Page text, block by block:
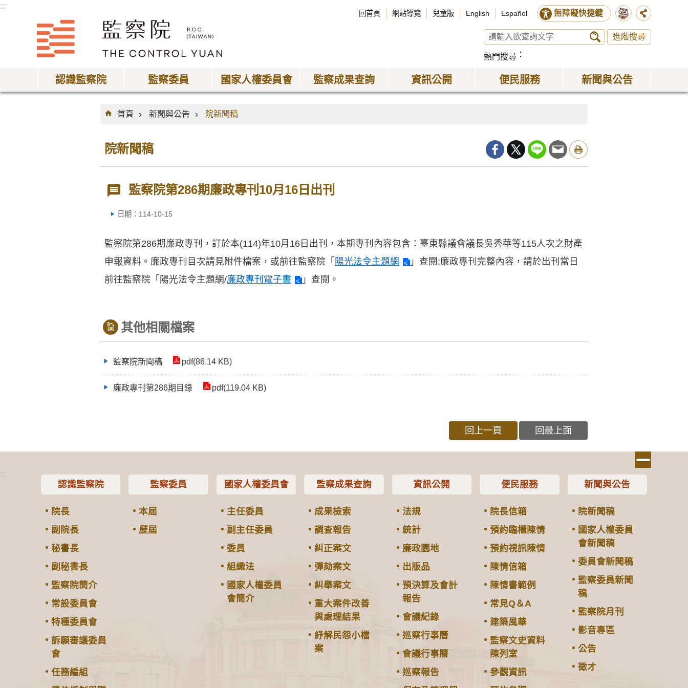
:::
回首頁 網站導覽 兒童版 English Español 無障礙快捷鍵
進階搜尋
熱門搜尋
認識監察院 監察委員 國家人權委員會 監察成果查詢 資訊公開 便民服務 新聞與公告
:::
首頁
新聞與公告 院新聞稿
院新聞稿
監察院第286期廉政專刊10月16日出刊
日期：114-10-15
監察院第286期廉政專刊，訂於本(114)年10月16日出刊，本期專刊內容包含：臺東縣議會議長吳秀華等115人次之財產
申報資料。廉政專刊目次請見附件檔案，或前往監察院「 陽光法令主題網
」查閱;廉政專刊完整內容，請於出刊當日
前往監察院「陽光法令主題網/廉政專刊電子書 」查閱。
其他相關檔案
監察院新聞稿 pdf(86.14 KB)
廉政專刊第286期目錄 pdf(119.04 KB)
回上一頁 回最上面
:::
認識監察院
院長
副院長
秘書長
副秘書長
監察院簡介
常設委員會
特種委員會
訴願審議委員
會
任務編組
監察委員
本屆
歷屆
國家人權委員會
主任委員
副主任委員
委員
組織法
國家人權委員
會簡介
監察成果查詢
成果檢索
調查報告
糾正案文
彈劾案文
糾舉案文
重大案件改善
與處理結果
紓解民怨小檔
案
資訊公開
法規
統計
廉政園地
出版品
預決算及會計
報告
會議紀錄
巡察行事曆
會議行事曆
巡察報告
便民服務
院長信箱
預約臨櫃陳情
預約視訊陳情
陳情信箱
陳情書範例
常見Q＆A
建築風華
監察文史資料
陳列室
參觀資訊
新聞與公告
院新聞稿
國家人權委員
會新聞稿
委員會新聞稿
監察委員新聞
稿
監察院月刊
影音專區
公告
徵才